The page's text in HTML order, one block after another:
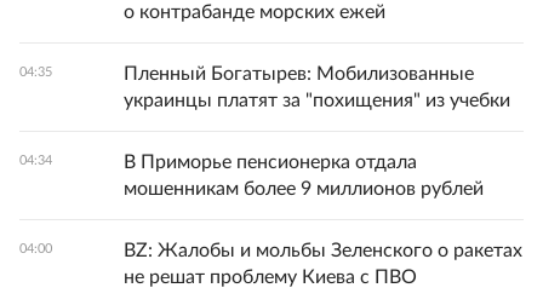
о контрабанде морских ежей
04:35
Пленный Богатырев: Мобилизованные
украинцы платят за "похищения" из учебки
04:34
В Приморье пенсионерка отдала
мошенникам более 9 миллионов рублей
04:00
BZ: Жалобы и мольбы Зеленского о ракетах
не решат проблему Киева с ПВО